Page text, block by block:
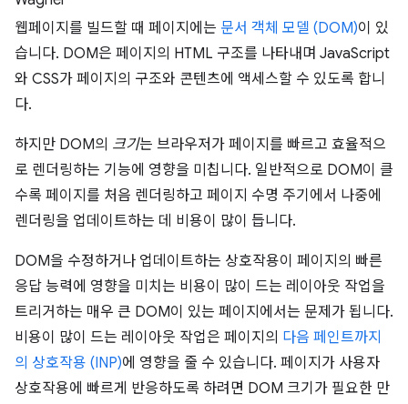
웹페이지를 빌드할 때 페이지에는 문서 객체 모델 (DOM)이 있
습니다. DOM은 페이지의 HTML 구조를 나타내며 JavaScript
와 CSS가 페이지의 구조와 콘텐츠에 액세스할 수 있도록 합니
다.
하지만 DOM의 크기는 브라우저가 페이지를 빠르고 효율적으
로 렌더링하는 기능에 영향을 미칩니다. 일반적으로 DOM이 클
수록 페이지를 처음 렌더링하고 페이지 수명 주기에서 나중에
렌더링을 업데이트하는 데 비용이 많이 듭니다.
DOM을 수정하거나 업데이트하는 상호작용이 페이지의 빠른
응답 능력에 영향을 미치는 비용이 많이 드는 레이아웃 작업을
트리거하는 매우 큰 DOM이 있는 페이지에서는 문제가 됩니다.
비용이 많이 드는 레이아웃 작업은 페이지의 다음 페인트까지
의 상호작용 (INP)에 영향을 줄 수 있습니다. 페이지가 사용자
상호작용에 빠르게 반응하도록 하려면 DOM 크기가 필요한 만